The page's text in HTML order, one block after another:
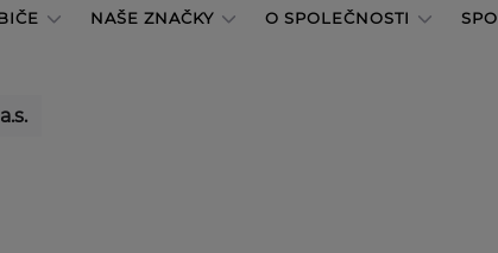
NAŠE ZNAČKY O SPOLEČNOSTI